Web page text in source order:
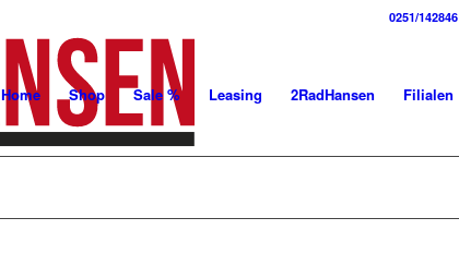
0251/142846
Home Shop Sale % Leasing 2RadHansen Filialen